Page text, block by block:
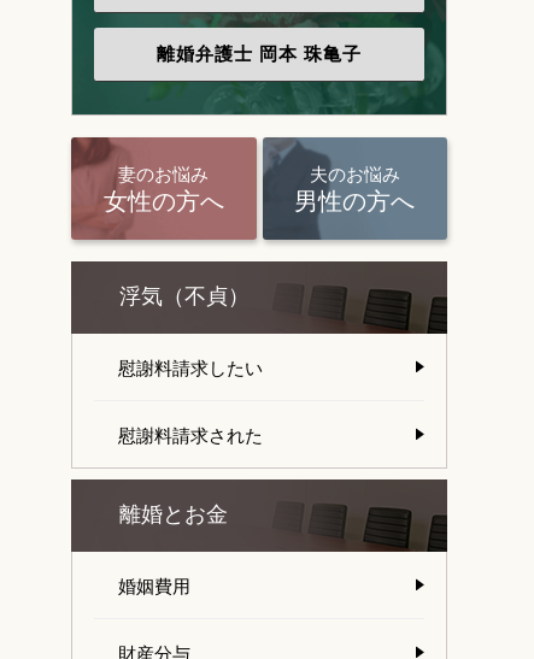
離婚弁護士 岡本 珠亀子
妻のお悩み
女性の方へ
夫のお悩み
男性の方へ
浮気（不貞）
慰謝料請求したい
慰謝料請求された
離婚とお金
婚姻費用
財産分与